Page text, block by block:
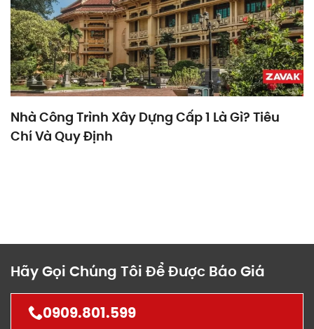
Nhà Công Trình Xây Dựng Cấp 1 Là Gì? Tiêu
Chí Và Quy Định
Hãy Gọi Chúng Tôi Để Được Báo Giá
0909.801.599